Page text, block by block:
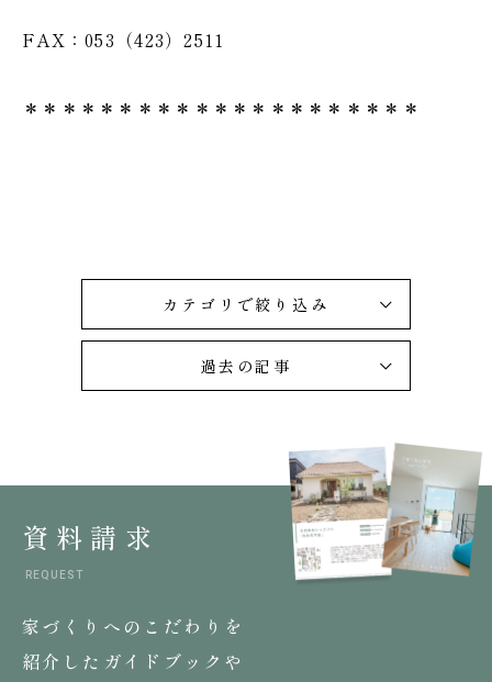
FAX：053（423）2511
＊＊＊＊＊＊＊＊＊＊＊＊＊＊＊＊＊＊＊＊＊
カテゴリで絞り込み
過去の記事
資料請求
REQUEST
家づくりへのこだわりを
紹介したガイドブックや